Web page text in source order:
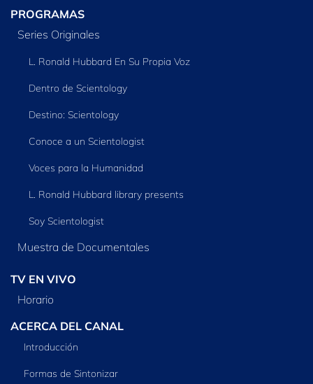
PROGRAMAS
Series Originales
L. Ronald Hubbard En Su Propia Voz
Dentro de Scientology
Destino: Scientology
Conoce a un Scientologist
Voces para la Humanidad
L. Ronald Hubbard library presents
Soy Scientologist
Muestra de Documentales
TV EN VIVO
Horario
ACERCA DEL CANAL
Introducción
Formas de Sintonizar